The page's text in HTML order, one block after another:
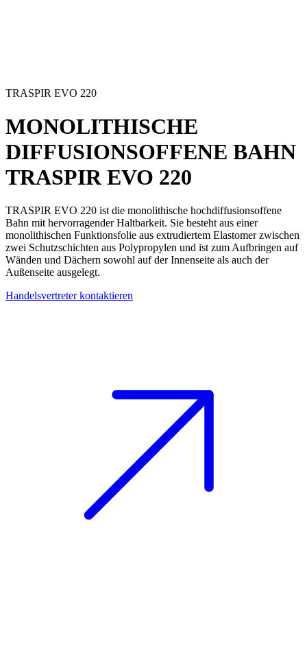
TRASPIR EVO 220
MONOLITHISCHE
DIFFUSIONSOFFENE BAHN
TRASPIR EVO 220
TRASPIR EVO 220 ist die monolithische hochdiffusionsoffene
Bahn mit hervorragender Haltbarkeit. Sie besteht aus einer
monolithischen Funktionsfolie aus extrudiertem Elastomer zwischen
zwei Schutzschichten aus Polypropylen und ist zum Aufbringen auf
Wänden und Dächern sowohl auf der Innenseite als auch der
Außenseite ausgelegt.
Handelsvertreter kontaktieren